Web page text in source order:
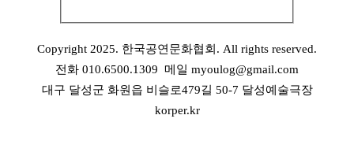
Copyright 2025. 한국공연문화협회. All rights reserved.
전화 010.6500.1309 메일 myoulog@gmail.com
대구 달성군 화원읍 비슬로479길 50-7 달성예술극장
korper.kr